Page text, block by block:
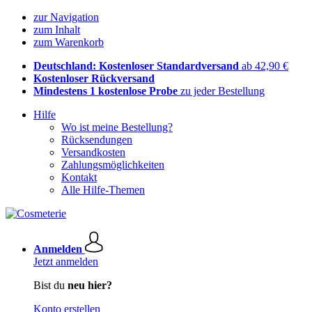
zur Navigation
zum Inhalt
zum Warenkorb
Deutschland: Kostenloser Standardversand ab 42,90 €
Kostenloser Rückversand
Mindestens 1 kostenlose Probe zu jeder Bestellung
Hilfe
Wo ist meine Bestellung?
Rücksendungen
Versandkosten
Zahlungsmöglichkeiten
Kontakt
Alle Hilfe-Themen
Anmelden
Jetzt anmelden
Bist du neu hier?
Konto erstellen